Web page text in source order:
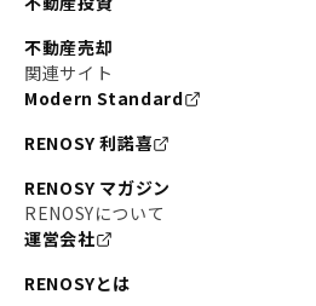
不動産売却
関連サイト
Modern Standard
RENOSY 利諾喜
RENOSY マガジン
RENOSYについて
運営会社
RENOSYとは